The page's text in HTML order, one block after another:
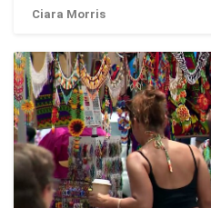
Ciara Morris